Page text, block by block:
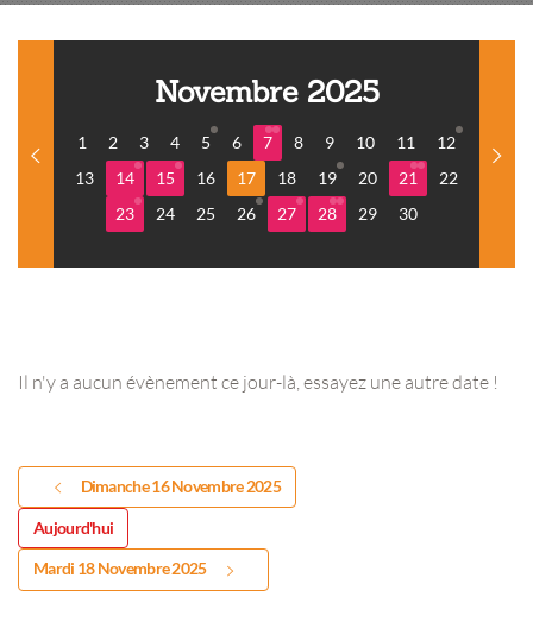
Novembre 2025
1 2 3 4 5 6 7 8 9 10 11
12
13
14 15 16 17 18 19 20 21
22
23
24 25 26 27 28 29 30
Il n'y a aucun évènement ce jour-là, essayez une autre date !
Dimanche 16 Novembre 2025
Aujourd'hui
Mardi 18 Novembre 2025